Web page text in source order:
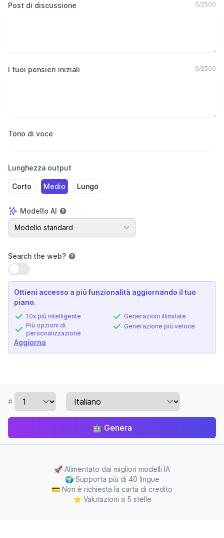
Post di discussione 0/2500
I tuoi pensieri iniziali 0/2500
Tono di voce
Lunghezza output
Corto Medio Lungo
Modello AI
Modello AI
Modello standard
Search the web?
Usa impostazione
Ottieni accesso a più funzionalità aggiornando il tuo
piano.
10x più intelligente
Più opzioni di
personalizzazione
Generazioni illimitate
Generazione più veloce
Aggiorna
#
🤖 Genera
🚀 Alimentato dai migliori modelli IA
🌍 Supporta più di 40 lingue
💳 Non è richiesta la carta di credito
⭐ Valutazioni a 5 stelle